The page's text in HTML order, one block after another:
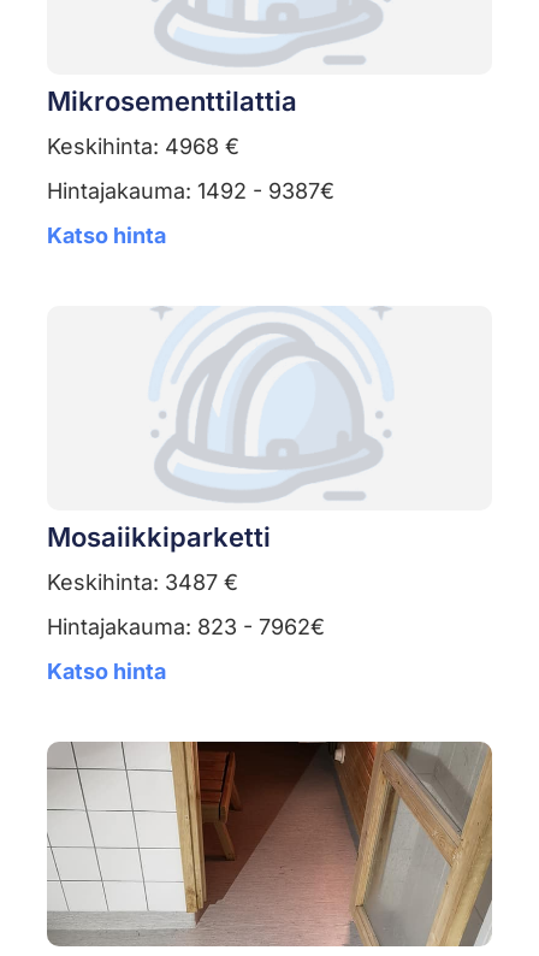
Mikrosementtilattia
Keskihinta: 4968 €
Hintajakauma: 1492 - 9387€
Katso hinta
Mosaiikkiparketti
Keskihinta: 3487 €
Hintajakauma: 823 - 7962€
Katso hinta